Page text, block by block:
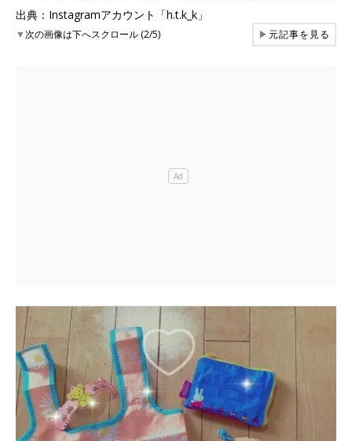
出典：Instagramアカウント「h.t.k_k」
▼次の画像は下へスクロール (2/5) ▶元記事を見る